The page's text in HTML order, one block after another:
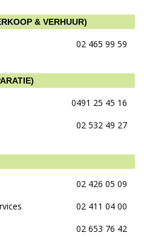
& VERHUUR)
02 465 99 59
0491 25 45 16
02 532 49 27
02 426 05 09
02 411 04 00
02 653 76 42